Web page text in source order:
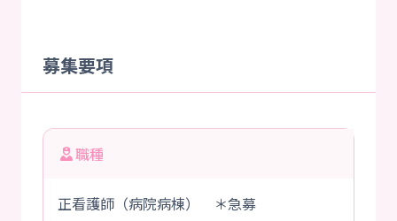
募集要項
職種
正看護師（病院病棟） ＊急募